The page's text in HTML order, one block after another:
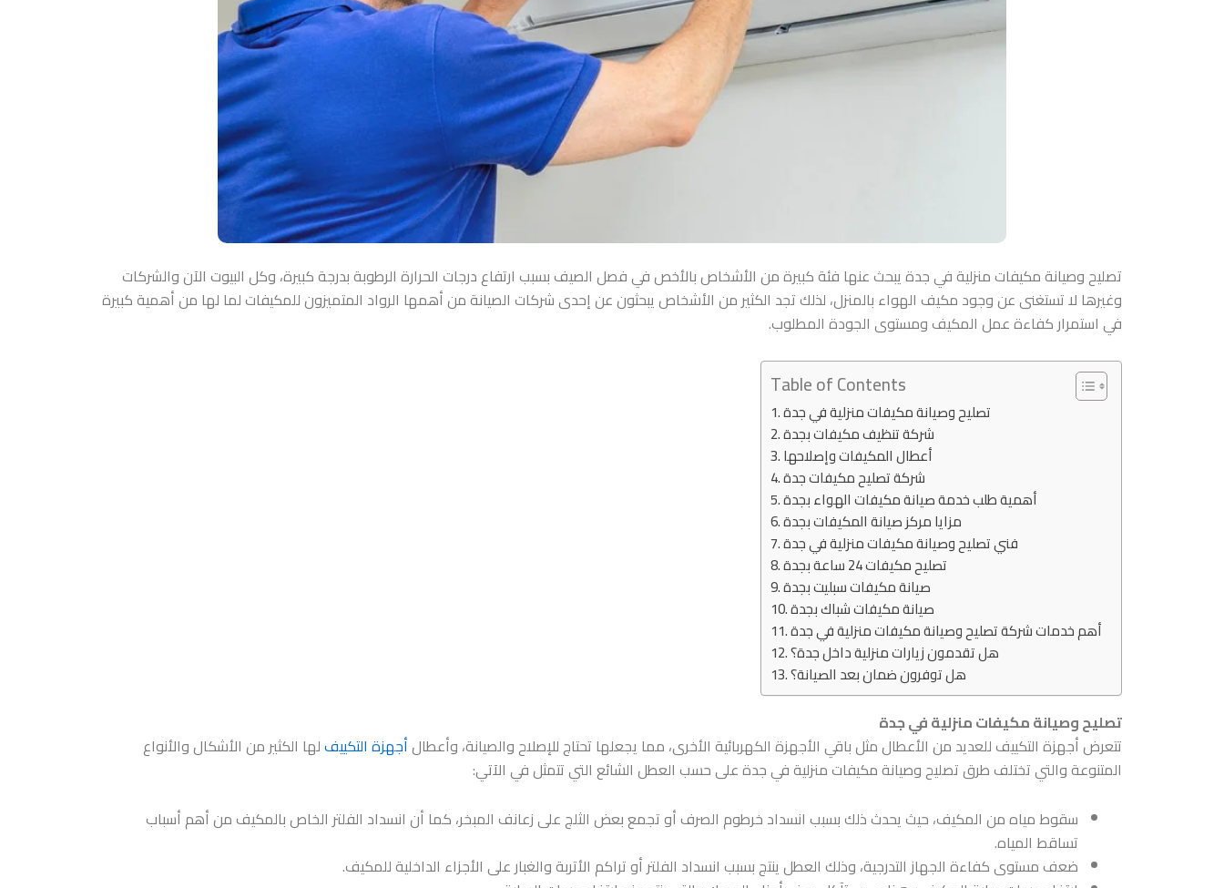
تصليح وصيانة مكيفات منزلية في جدةيبحث عنها فئة كبيرة من الأشخاص بالأخص في فصل الصيف بسبب ارتفاع درجات الحرارة الرطوبة بدرجة كبيرة، وكل البيوت الآن والشركات
وغيرها لا تستغنى عن وجود مكيف الهواء بالمنزل، لذلك تجد الكثير من الأشخاص يبحثون عن إحدى شركات الصيانة من أهمها الرواد المتميزون للمكيفات لما لها من أهمية كبيرة
في استمرار كفاءة عمل المكيف ومستوى الجودة المطلوب.
Table of Contents
تصليح وصيانة مكيفات منزلية في جدة
شركة تنظيف مكيفات بجدة
أعطال المكيفات وإصلاحها
شركة تصليح مكيفات جدة
أهمية طلب خدمة صيانة مكيفات الهواء بجدة
مزايا مركز صيانة المكيفات بجدة
فني تصليح وصيانة مكيفات منزلية في جدة
تصليح مكيفات 24 ساعة بجدة
صيانة مكيفات سبليت بجدة
صيانة مكيفات شباك بجدة
أهم خدمات شركة تصليح وصيانة مكيفات منزلية في جدة
هل تقدمون زيارات منزلية داخل جدة؟
هل توفرون ضمان بعد الصيانة؟
تصليح وصيانة مكيفات منزلية في جدة
تتعرض أجهزة التكييف للعديد من الأعطال مثل باقي الأجهزة الكهربائية الأخرى، مما يجعلها تحتاج للإصلاح والصيانة، وأعطالأجهزة التكييفلها الكثير من الأشكال والأنواع
المتنوعة والتي تختلف طرقتصليح وصيانة مكيفات منزلية في جدةعلى حسب العطل الشائع التي تتمثل في الآتي:
سقوط مياه من المكيف، حيث يحدث ذلك بسبب انسداد خرطوم الصرف أو تجمع بعض الثلج على زعانف المبخر، كما أن انسداد الفلتر الخاص بالمكيف من أهم أسباب
تساقط المياه.
ضعف مستوى كفاءة الجهاز التدرجية، وذلك العطل ينتج بسبب انسداد الفلتر أو تراكم الأتربة والغبار على الأجزاء الداخلية للمكيف.